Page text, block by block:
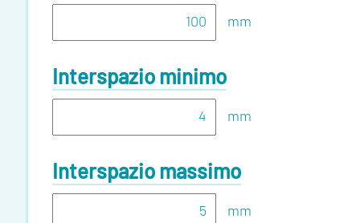
mm
Interspazio minimo
mm
Interspazio massimo
mm